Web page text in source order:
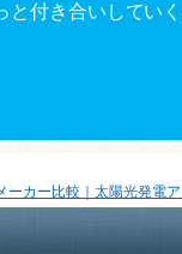
付き合いしていく
ーカー比較｜太陽光発電